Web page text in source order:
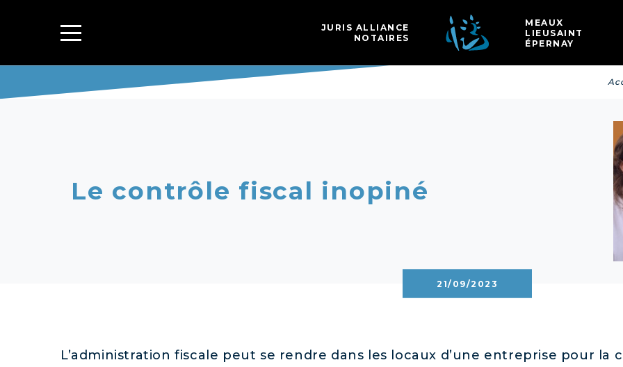
JURIS ALLIANCE
NOTAIRES
MEAUX
LIEUSAINT
ÉPERNAY
Le contrôle fiscal inopiné
21/09/2023
L’administration fiscale peut se rendre dans les locaux d’une entreprise pour la